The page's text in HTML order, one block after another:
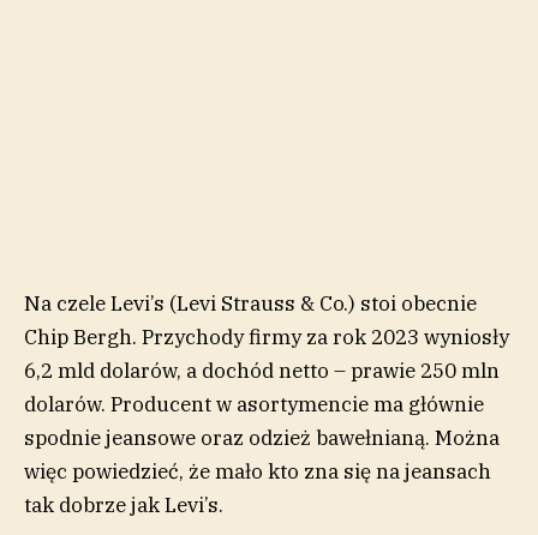
Na czele Levi’s (Levi Strauss & Co.) stoi obecnie
Chip Bergh. Przychody firmy za rok 2023 wyniosły
6,2 mld dolarów, a dochód netto – prawie 250 mln
dolarów. Producent w asortymencie ma głównie
spodnie jeansowe oraz odzież bawełnianą. Można
więc powiedzieć, że mało kto zna się na jeansach
tak dobrze jak Levi’s.